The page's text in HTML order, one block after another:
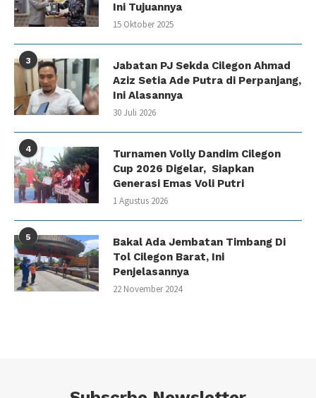
Ini Tujuannya
15 Oktober 2025
3
Jabatan PJ Sekda Cilegon Ahmad
Aziz Setia Ade Putra di Perpanjang,
Ini Alasannya
30 Juli 2026
4
Turnamen Volly Dandim Cilegon
Cup 2026 Digelar, Siapkan
Generasi Emas Voli Putri
1 Agustus 2026
5
Bakal Ada Jembatan Timbang Di
Tol Cilegon Barat, Ini
Penjelasannya
22 November 2024